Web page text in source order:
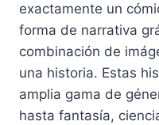
exactamente un
forma de narrativa
combinación de
una historia. Estas
amplia gama de
hasta fantasía,